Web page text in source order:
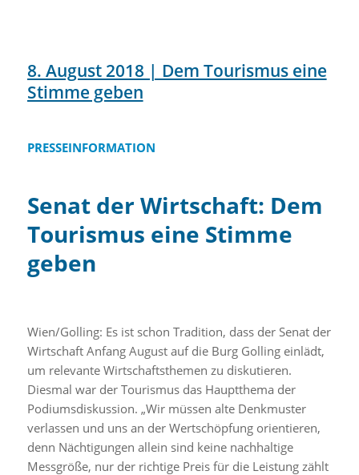
8. August 2018 | Dem Tourismus eine
Stimme geben
PRESSEINFORMATION
Senat der Wirtschaft: Dem
Tourismus eine Stimme
geben
Wien/Golling: Es ist schon Tradition, dass der Senat der
Wirtschaft Anfang August auf die Burg Golling einlädt,
um relevante Wirtschaftsthemen zu diskutieren.
Diesmal war der Tourismus das Hauptthema der
Podiumsdiskussion. „Wir müssen alte Denkmuster
verlassen und uns an der Wertschöpfung orientieren,
denn Nächtigungen allein sind keine nachhaltige
Messgröße, nur der richtige Preis für die Leistung zählt